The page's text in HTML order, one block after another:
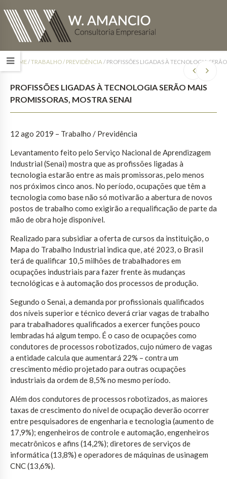
HOME/TRABALHO / PREVIDÊNCIA / PROFISSÕES LIGADAS À TECNOLOGIA
PROFISSÕES LIGADAS À TECNOLOGIA SERÃO MAIS
PROMISSORAS, MOSTRA SENAI
12 ago 2019 – Trabalho / Previdência
Levantamento feito pelo Serviço Nacional de Aprendizagem
Industrial (Senai) mostra que as profissões ligadas à
tecnologia estarão entre as mais promissoras, pelo menos
nos próximos cinco anos. No período, ocupações que têm a
tecnologia como base não só motivarão a abertura de novos
postos de trabalho como exigirão a requalificação de parte da
mão de obra hoje disponível.
Realizado para subsidiar a oferta de cursos da instituição, o
Mapa do Trabalho Industrial indica que, até 2023, o Brasil
terá de qualificar 10,5 milhões de trabalhadores em
ocupações industriais para fazer frente às mudanças
tecnológicas e à automação dos processos de produção.
Segundo o Senai, a demanda por profissionais qualificados
dos níveis superior e técnico deverá criar vagas de trabalho
para trabalhadores qualificados a exercer funções pouco
lembradas há algum tempo. É o caso de ocupações como
condutores de processos robotizados, cujo número de vagas
a entidade calcula que aumentará 22% – contra um
crescimento médio projetado para outras ocupações
industriais da ordem de 8,5% no mesmo período.
Além dos condutores de processos robotizados, as maiores
taxas de crescimento do nível de ocupação deverão ocorrer
entre pesquisadores de engenharia e tecnologia (aumento de
17,9%); engenheiros de controle e automação, engenheiros
mecatrônicos e afins (14,2%); diretores de serviços de
informática (13,8%) e operadores de máquinas de usinagem
CNC (13,6%).